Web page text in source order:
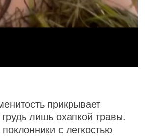
прикрывает
лишь охапкой травы.
с легкостью